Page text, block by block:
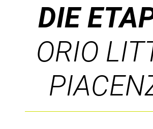
DIE
ORIO